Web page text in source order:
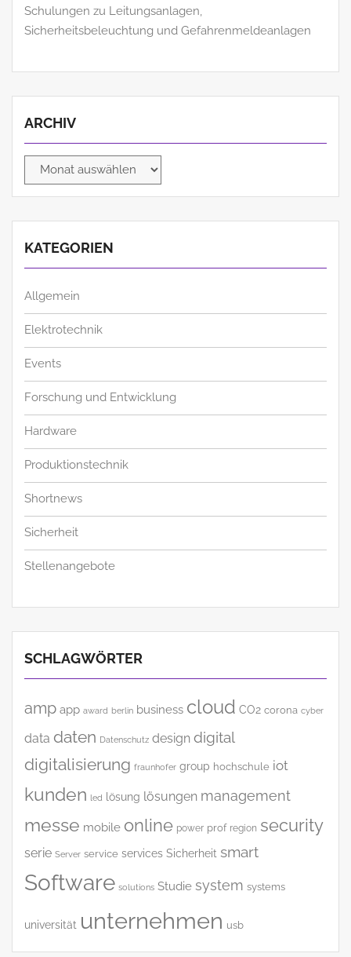
Schulungen zu Leitungsanlagen,
Sicherheitsbeleuchtung und Gefahrenmeldeanlagen
ARCHIV
Archiv
KATEGORIEN
Allgemein
Elektrotechnik
Events
Forschung und Entwicklung
Hardware
Produktionstechnik
Shortnews
Sicherheit
Stellenangebote
SCHLAGWÖRTER
amp app award berlin business cloud CO2 corona cyber
data daten Datenschutz design digital
digitalisierung fraunhofer group hochschule iot
kunden led lösung lösungen management
messe mobile online power prof region security
serie Server service services Sicherheit smart
Software solutions Studie system systems
universität unternehmen usb